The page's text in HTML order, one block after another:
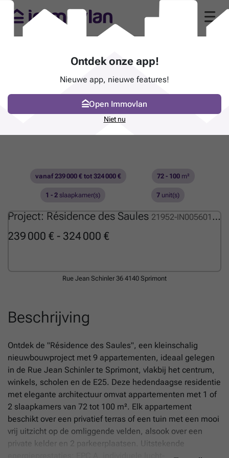
Project: Résidence des Saules 21952-IN00560155_OM_8317
239 000 € - 324 000 €
vanaf 239 000 € tot 324 000 € 72 - 100 m²
1 - 2 slaapkamer(s) 7 unit(s)
Rue Jean Schinler 36 4140 Sprimont
Beschrijving
Ontdek de "Résidence des Saules", een kleinschalig
nieuwbouwproject met 9 appartementen, ideaal gelegen
in de Rue Jean Schinler te Sprimont, vlakbij het centrum,
winkels, scholen en de E25. Deze hedendaagse residentie
met elegante architectuur omvat appartementen met 1 of
2 slaapkamers van 72 tot 100 m². Elk appartement
beschikt over een privatief terras of een tuin met een mooi
vrij uitzicht op de omliggende velden, alsook over een
private kelder en 2 parkeerplaatsen. Uitstekende
Ontdek onze app!
Nieuwe app, nieuwe features!
Open Immovlan
Niet nu